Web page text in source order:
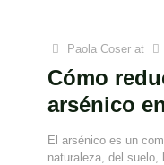
Paola Coser at
Cómo
arsénico
El arsénico es un
naturaleza, del suelo,